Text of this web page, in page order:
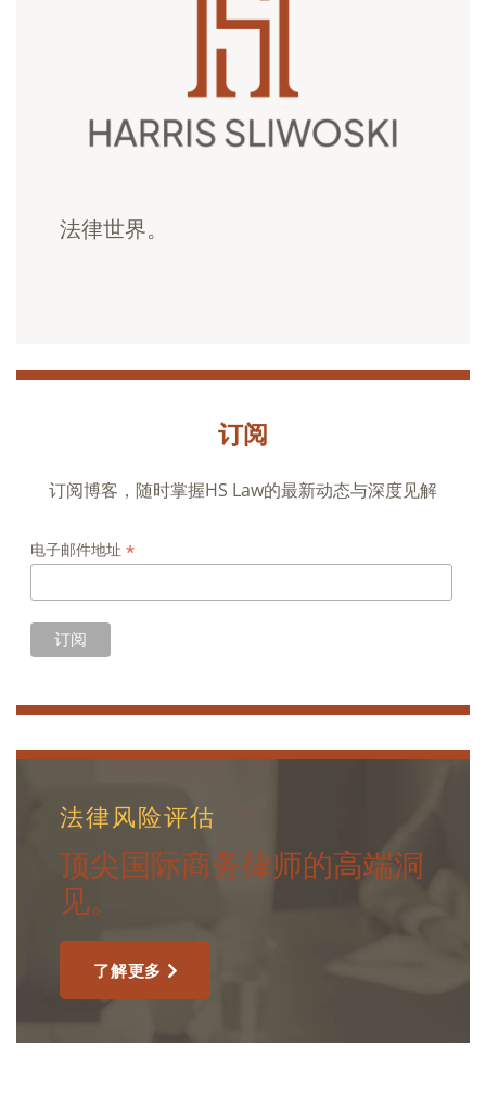
法律世界。
订阅
订阅博客，随时掌握HS Law的最新动态与深度见解
电子邮件地址 *
法律风险评估
顶尖国际商务律师的高端洞
见。
了解更多